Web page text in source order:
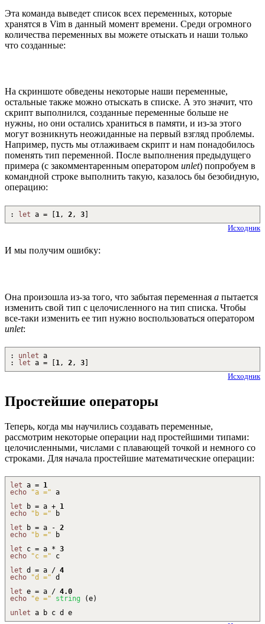
Эта команда выведет список всех переменных, которые
хранятся в Vim в данный момент времени. Среди огромного
количества переменных вы можете отыскать и наши только
что созданные:
На скриншоте обведены некоторые наши переменные,
остальные также можно отыскать в списке. А это значит, что
скрипт выполнился, созданные переменные больше не
нужны, но они остались храниться в памяти, и из-за этого
могут возникнуть неожиданные на первый взгляд проблемы.
Например, пусть мы отлаживаем скрипт и нам понадобилось
поменять тип переменной. После выполнения предыдущего
примера (с закомментаренным оператором unlet) попробуем в
командной строке выполнить такую, казалось бы безобидную,
операцию:
: let a = [1 , 2 , 3]
Исходник
И мы получим ошибку:
Она произошла из-за того, что забытая переменная a пытается
изменить свой тип с целочисленного на тип списка. Чтобы
все-таки изменить ее тип нужно воспользоваться оператором
unlet:
: unlet a
:
let a = [1 , 2 , 3]
Исходник
Простейшие операторы
Теперь, когда мы научились создавать переменные,
рассмотрим некоторые операции над простейшими типами:
целочисленными, числами с плавающей точкой и немного со
строками. Для начала простейшие математические операции:
let a = 1
echo
"a =" a
let b = a + 1
echo
"b =" b
let b = a - 2
echo
"b =" b
let c = a * 3
echo
"c =" c
let d = a / 4
echo
"d =" d
let e = a / 4.0
echo
"e =" string (e)
unlet a b c d e